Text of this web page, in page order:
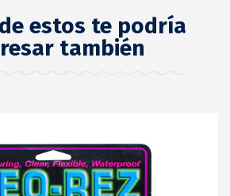
estos te podría
también